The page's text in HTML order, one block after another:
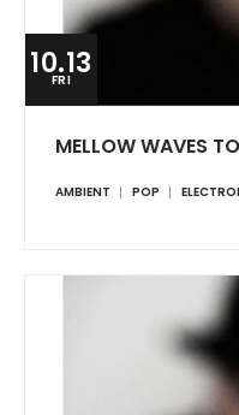
10.13
FRI
MELLOW WAVES
AMBIENT POP